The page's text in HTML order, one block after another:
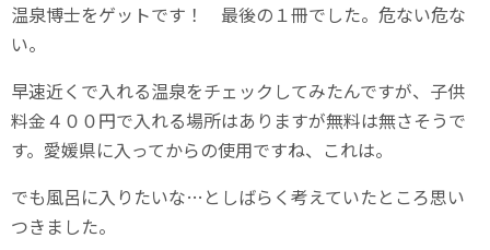
温泉博士をゲットです！ 最後の１冊でした。危ない危な
い。
早速近くで入れる温泉をチェックしてみたんですが、子供
料金４００円で入れる場所はありますが無料は無さそうで
す。愛媛県に入ってからの使用ですね、これは。
でも風呂に入りたいな…としばらく考えていたところ思い
つきました。